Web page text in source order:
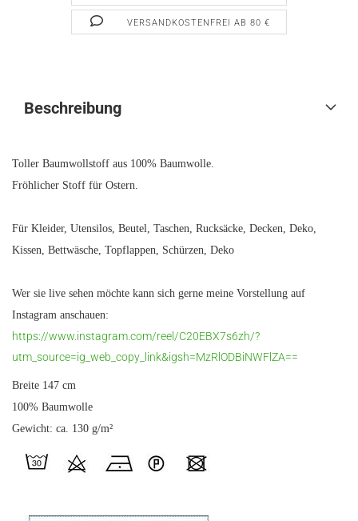
VERSANDKOSTENFREI AB 80 €
Beschreibung
Toller Baumwollstoff aus 100% Baumwolle.
Fröhlicher Stoff für Ostern.
Für Kleider, Utensilos, Beutel, Taschen, Rucksäcke, Decken, Deko,
Kissen, Bettwäsche, Topflappen, Schürzen, Deko
Wer sie live sehen möchte kann sich gerne meine Vorstellung auf
Instagram anschauen:
https://www.instagram.com/reel/C20EBX7s6zh/?
utm_source=ig_web_copy_link&igsh=MzRlODBiNWFlZA==
Breite 147 cm
100% Baumwolle
Gewicht: ca. 130 g/m²